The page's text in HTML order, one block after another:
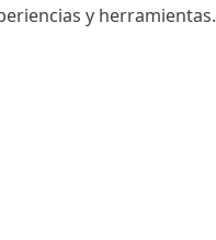
y herramientas.